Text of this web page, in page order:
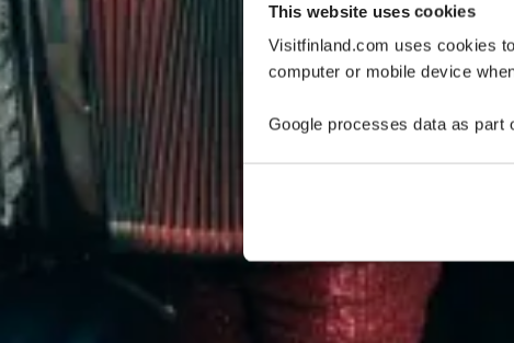
This website uses cookies
Visitfinland.com uses cookies
computer or mobile device
Google processes data as part